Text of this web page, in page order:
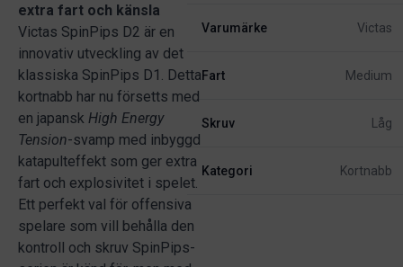
extra fart och känsla
Victas SpinPips D2 är en
innovativ utveckling av det
klassiska SpinPips D1. Detta
kortnabb har nu försetts med
en japansk High Energy
Tension-svamp med inbyggd
katapulteffekt som ger extra
fart och explosivitet i spelet.
Ett perfekt val för offensiva
spelare som vill behålla den
kontroll och skruv SpinPips-
Varumärke Victas
Fart Medium
Skruv Låg
Kategori Kortnabb